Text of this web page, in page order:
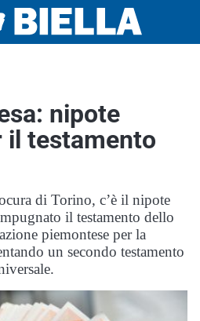
nipote
il testamento
di Torino, c’è il nipote
il testamento dello
piemontese per la
un secondo testamento